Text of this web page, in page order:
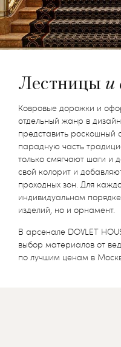
Лестницыи
Ковровые дорожки и
отдельный жанр в
представить роскошный
парадную часть
только смягчают шаги и
свой колорит и
проходных зон. Для
индивидуальном
изделий, но и орнамент.
В арсенале DOVLET
выбор материалов от
по лучшим ценам в